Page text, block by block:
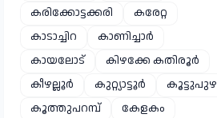
കരിക്കോട്ടക്കരി
കരേറ്റ
കാടാച്ചിറ
കാണിച്ചാർ
കായലോട്
കിഴക്കേ കതിരൂർ
കീഴല്ലൂർ
കുറ്റ്യാട്ടൂർ
കൂട്ടുപുഴ
കൂത്തുപറമ്പ്
കേളകം